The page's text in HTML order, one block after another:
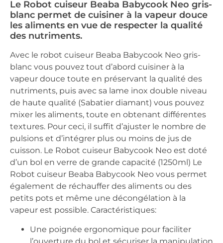
Le Robot cuiseur Beaba Babycook Neo gris-
blanc permet de cuisiner à la vapeur douce
les aliments en vue de respecter la qualité
des nutriments.
Avec le robot cuiseur Beaba Babycook Neo gris-
blanc vous pouvez tout d’abord cuisiner à la
vapeur douce toute en préservant la qualité des
nutriments, puis avec sa lame inox double niveau
de haute qualité (Sabatier diamant) vous pouvez
mixer les aliments, toute en obtenant différentes
textures. Pour ceci, il suffit d’ajuster le nombre de
pulsions et d’intégrer plus ou moins de jus de
cuisson. Le Robot cuiseur Babycook Neo est doté
d’un bol en verre de grande capacité (1250ml) Le
Robot cuiseur Beaba Babycook Neo vous permet
également de réchauffer des aliments ou des
petits pots et même une décongélation à la
vapeur est possible. Caractéristiques:
Une poignée ergonomique pour faciliter